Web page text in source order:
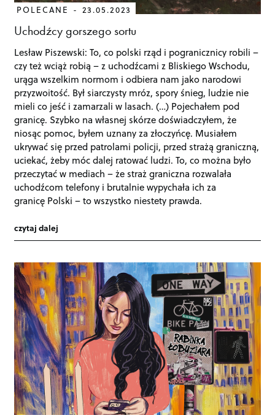
POLECANE 23.05.2023
Uchodźcy gorszego sortu
Lesław Piszewski: To, co polski rząd i pogranicznicy robili –
czy też wciąż robią – z uchodźcami z Bliskiego Wschodu,
urąga wszelkim normom i odbiera nam jako narodowi
przyzwoitość. Był siarczysty mróz, spory śnieg, ludzie nie
mieli co jeść i zamarzali w lasach. (…) Pojechałem pod
granicę. Szybko na własnej skórze doświadczyłem, że
niosąc pomoc, byłem uznany za złoczyńcę. Musiałem
ukrywać się przed patrolami policji, przed strażą graniczną,
uciekać, żeby móc dalej ratować ludzi. To, co można było
przeczytać w mediach – że straż graniczna rozwalała
uchodźcom telefony i brutalnie wypychała ich za
granicę Polski – to wszystko niestety prawda.
czytaj dalej